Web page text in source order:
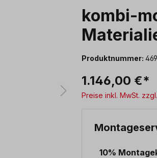
kombi-
Produktnummer:
1.146,00 €*
Preise inkl. MwSt.
10%